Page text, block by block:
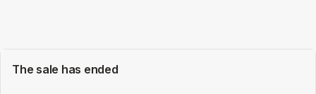
The sale has ended